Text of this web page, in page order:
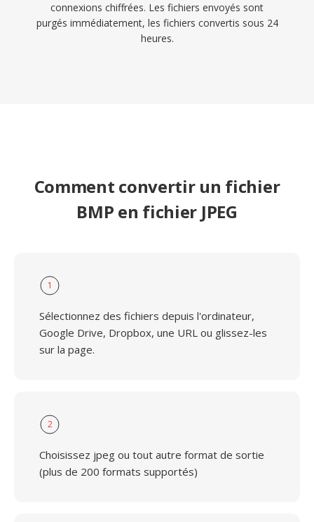
connexions chiffrées. Les fichiers envoyés sont
purgés immédiatement, les fichiers convertis sous 24
heures.
Comment convertir un fichier
BMP en fichier JPEG
1
Sélectionnez des fichiers depuis l'ordinateur,
Google Drive, Dropbox, une URL ou glissez-les
sur la page.
2
Choisissez jpeg ou tout autre format de sortie
(plus de 200 formats supportés)